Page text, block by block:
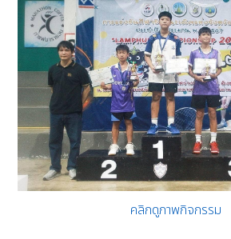
คลิกดูภาพกิจกรรม